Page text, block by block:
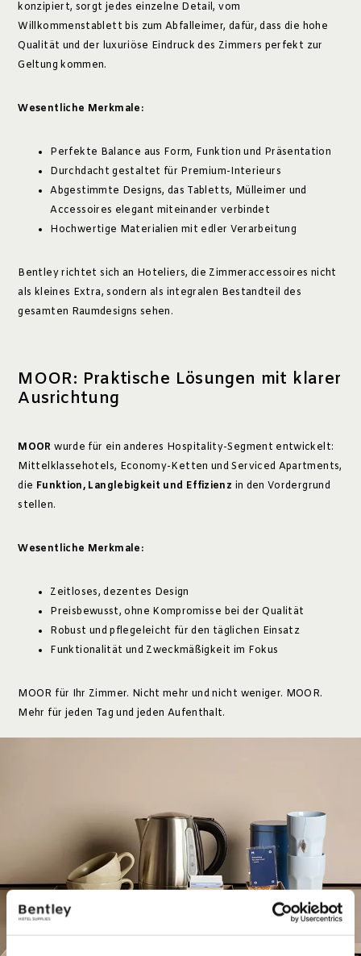
konzipiert, sorgt jedes einzelne Detail, vom
Willkommenstablett bis zum Abfalleimer, dafür, dass die hohe
Qualität und der luxuriöse Eindruck des Zimmers perfekt zur
Geltung kommen.
Wesentliche Merkmale:
Perfekte Balance aus Form, Funktion und Präsentation
Durchdacht gestaltet für Premium-Interieurs
Abgestimmte Designs, das Tabletts, Mülleimer und
Accessoires elegant miteinander verbindet
Hochwertige Materialien mit edler Verarbeitung
Bentley richtet sich an Hoteliers, die Zimmeraccessoires nicht
als kleines Extra, sondern als integralen Bestandteil des
gesamten Raumdesigns sehen.
MOOR: Praktische Lösungen mit klarer
Ausrichtung
MOOR wurde für ein anderes Hospitality-Segment entwickelt:
Mittelklassehotels, Economy-Ketten und Serviced Apartments,
die Funktion, Langlebigkeit und Effizienz in den Vordergrund
stellen.
Wesentliche Merkmale:
Zeitloses, dezentes Design
Preisbewusst, ohne Kompromisse bei der Qualität
Robust und pflegeleicht für den täglichen Einsatz
Funktionalität und Zweckmäßigkeit im Fokus
MOOR für Ihr Zimmer. Nicht mehr und nicht weniger. MOOR.
Mehr für jeden Tag und jeden Aufenthalt.